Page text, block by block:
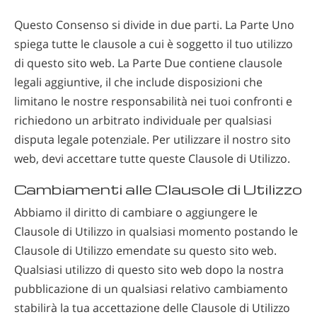
Questo Consenso si divide in due parti. La Parte Uno
spiega tutte le clausole a cui è soggetto il tuo utilizzo
di questo sito web. La Parte Due contiene clausole
legali aggiuntive, il che include disposizioni che
limitano le nostre responsabilità nei tuoi confronti e
richiedono un arbitrato individuale per qualsiasi
disputa legale potenziale. Per utilizzare il nostro sito
web, devi accettare tutte queste Clausole di Utilizzo.
Cambiamenti alle Clausole di Utilizzo
Abbiamo il diritto di cambiare o aggiungere le
Clausole di Utilizzo in qualsiasi momento postando le
Clausole di Utilizzo emendate su questo sito web.
Qualsiasi utilizzo di questo sito web dopo la nostra
pubblicazione di un qualsiasi relativo cambiamento
stabilirà la tua accettazione delle Clausole di Utilizzo